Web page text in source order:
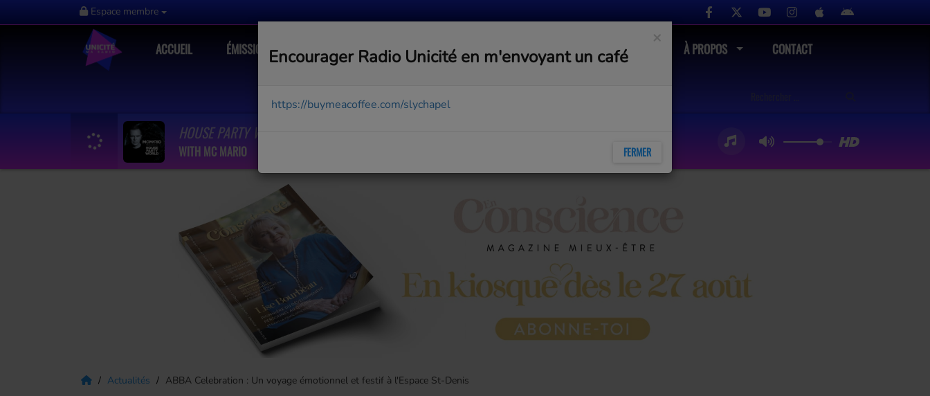
Espace membre
ACCUEIL ÉMISSIONS MUSIQUE ACTUALITÉS MÉDIAS COMMUNAUTÉ À PROPOS CONTACT
HOUSE PARTY WORLD #149
WITH MC MARIO
Actualités ABBA Celebration : Un voyage émotionnel et festif à l'Espace St-Denis
×
Encourager Radio Unicité en m'envoyant un café
https://buymeacoffee.com/slychapel
FERMER